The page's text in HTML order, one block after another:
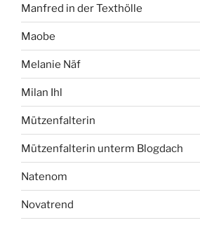
Manfred in der Texthölle
Maobe
Melanie Näf
Milan Ihl
Mützenfalterin
Mützenfalterin unterm Blogdach
Natenom
Novatrend